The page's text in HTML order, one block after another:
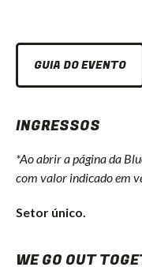
GUIA DO EVENTO
INGRESSOS
*Ao abrir a página da
com valor indicado em
Setor único.
WE GO OUT